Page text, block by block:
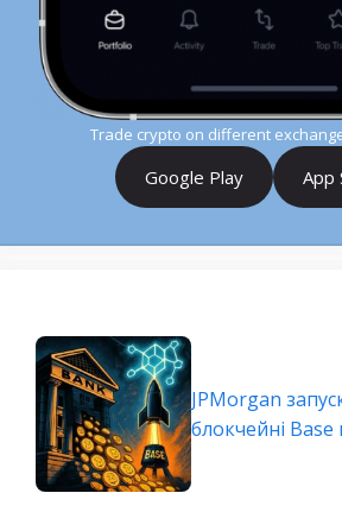
Trade crypto on different
Google Play App
JPMorgan
блокчейні Base